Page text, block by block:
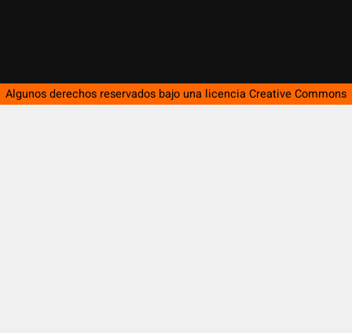
Algunos derechos reservados bajo una licencia Creative Commons